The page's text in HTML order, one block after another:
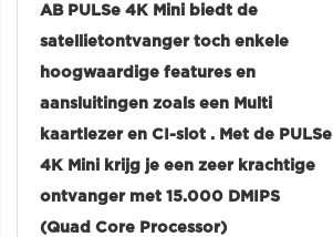
AB PULSe 4K Mini biedt de
satellietontvanger toch enkele
hoogwaardige features en
aansluitingen zoals een Multi
kaartlezer en CI-slot . Met de PULSe
4K Mini krijg je een zeer krachtige
ontvanger met 15.000 DMIPS
(Quad Core Processor)